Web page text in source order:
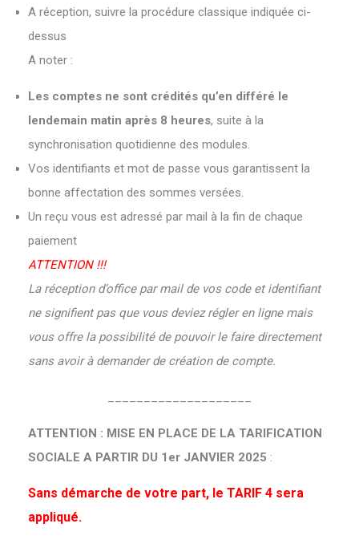
A réception, suivre la procédure classique indiquée ci-
dessus
A noter :
Les comptes ne sont crédités qu’en différé le
lendemain matin après 8 heures, suite à la
synchronisation quotidienne des modules.
Vos identifiants et mot de passe vous garantissent la
bonne affectation des sommes versées.
Un reçu vous est adressé par mail à la fin de chaque
paiement
ATTENTION !!!
La réception d’office par mail de vos code et identifiant
ne signifient pas que vous deviez régler en ligne mais
vous offre la possibilité de pouvoir le faire directement
sans avoir à demander de création de compte.
ATTENTION : MISE EN PLACE DE LA TARIFICATION
SOCIALE A PARTIR DU 1er JANVIER 2025 :
Sans démarche de votre part, le TARIF 4 sera
appliqué.